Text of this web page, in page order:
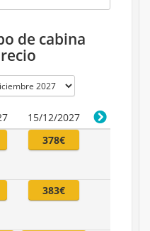
de cabina
15/12/2027
378€
383€